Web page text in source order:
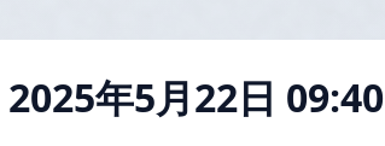
2025年5月22日 09:40